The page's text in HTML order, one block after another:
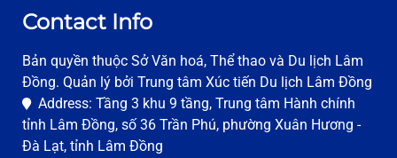
Contact Info
Bản quyền thuộc Sở Văn hoá, Thể thao và Du lịch Lâm
Đồng. Quản lý bởi Trung tâm Xúc tiến Du lịch Lâm Đồng
Address: Tầng 3 khu 9 tầng, Trung tâm Hành chính
tỉnh Lâm Đồng, số 36 Trần Phú, phường Xuân Hương -
Đà Lạt, tỉnh Lâm Đồng